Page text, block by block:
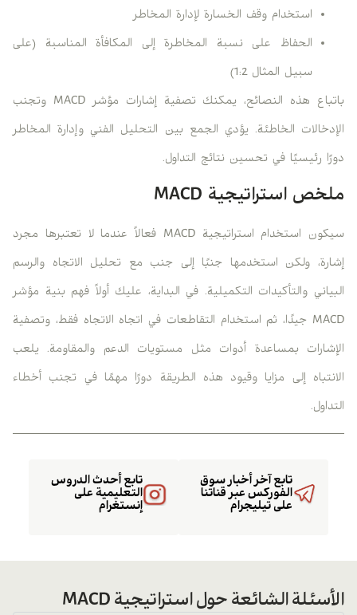
استخدام وقف الخسارة لإدارة المخاطر
الحفاظ على نسبة المخاطرة إلى المكافأة المناسبة (على
سبيل المثال 1:2)
باتباع هذه النصائح، يمكنك تصفية إشارات مؤشر MACD وتجنب
الإدخالات الخاطئة. يؤدي الجمع بين التحليل الفني وإدارة المخاطر
دورًا رئيسيًا في تحسين نتائج التداول.
ملخص استراتيجية MACD
سيكون استخدام استراتيجية MACD فعالاً عندما لا تعتبرها مجرد
إشارة، ولكن استخدمها جنبًا إلى جنب مع تحليل الاتجاه والرسم
البياني والتأكيدات التكميلية. في البداية، عليك أولاً فهم بنية مؤشر
MACD جيدًا، ثم استخدام التقاطعات في اتجاه الاتجاه فقط، وتصفية
الإشارات بمساعدة أدوات مثل مستويات الدعم والمقاومة. يلعب
الانتباه إلى مزايا وقيود هذه الطريقة دورًا مهمًا في تجنب أخطاء
التداول.
تابع أحدث الدروس
التعليمية على
إنستغرام
تابع آخر أخبار سوق
الفوركس عبر قناتنا
على تيليجرام
الأسئلة الشائعة حول استراتيجية MACD